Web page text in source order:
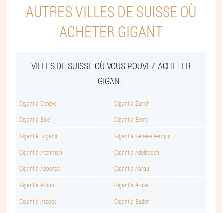
AUTRES VILLES DE SUISSE OÙ
ACHETER GIGANT
VILLES DE SUISSE OÙ VOUS POUVEZ ACHETER
GIGANT
Gigant à Genève Gigant à Zurich
Gigant à Bâle Gigant à Berne
Gigant à Lugano Gigant à Genève Aéroport
Gigant à Altenrhein Gigant à Adelboden
Gigant à Appenzell Gigant à Aarau
Gigant à Arbon Gigant à Arosa
Gigant à Ascona Gigant à Baden